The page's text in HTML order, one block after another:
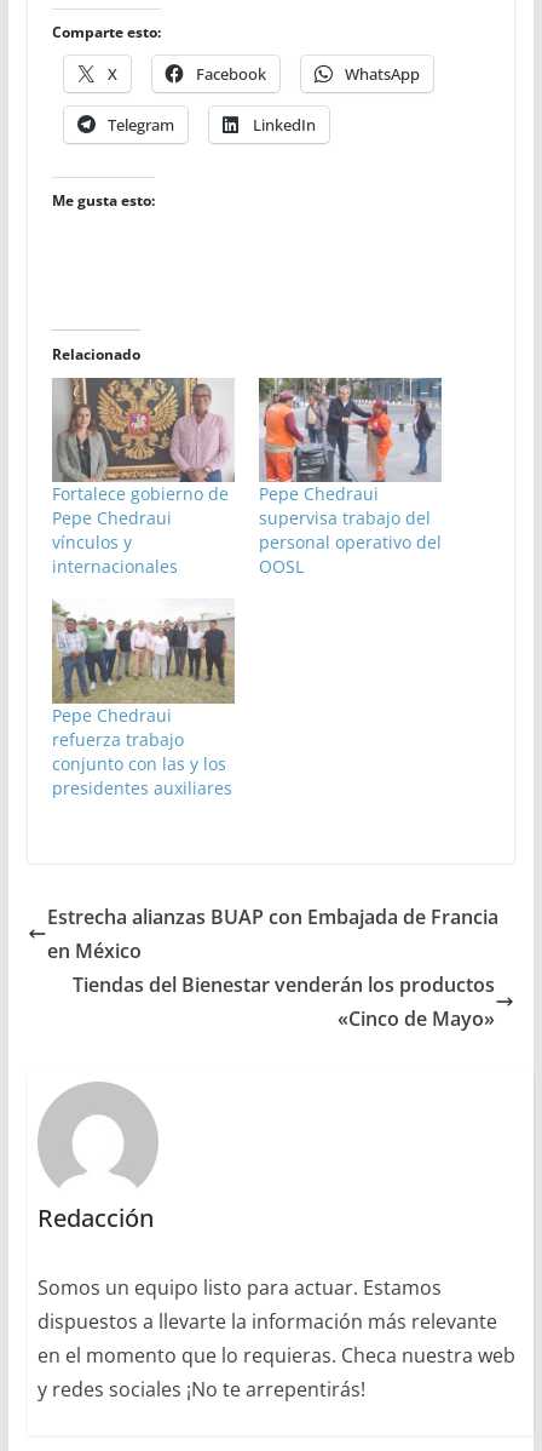
Comparte esto:
X Facebook WhatsApp
Telegram LinkedIn
Me gusta esto:
Relacionado
Fortalece gobierno de
Pepe Chedraui
vínculos y
internacionales
Pepe Chedraui
supervisa trabajo del
personal operativo del
OOSL
Pepe Chedraui
refuerza trabajo
conjunto con las y los
presidentes auxiliares
Estrecha alianzas BUAP con Embajada de Francia
en México
Tiendas del Bienestar venderán los productos
«Cinco de Mayo»
Redacción
Somos un equipo listo para actuar. Estamos
dispuestos a llevarte la información más relevante
en el momento que lo requieras. Checa nuestra web
y redes sociales ¡No te arrepentirás!